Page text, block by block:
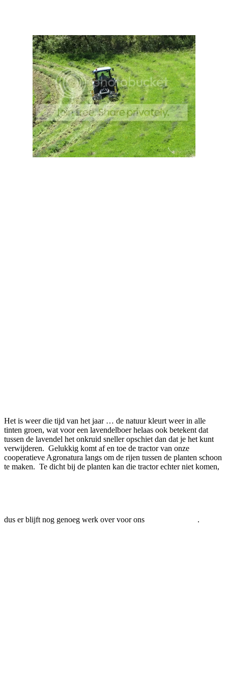
Het is weer die tijd van het jaar … de natuur kleurt weer in alle
tinten groen, wat voor een lavendelboer helaas ook betekent dat
tussen de lavendel het onkruid sneller opschiet dan dat je het kunt
verwijderen. Gelukkig komt af en toe de tractor van onze
cooperatieve Agronatura langs om de rijen tussen de planten schoon
te maken. Te dicht bij de planten kan die tractor echter niet komen,
dus er blijft nog genoeg werk over voor ons .